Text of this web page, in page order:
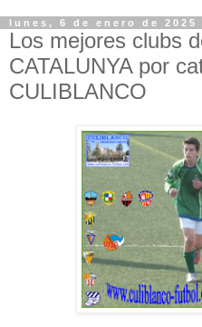
lunes, 6 de enero de 2025
Los mejores clubs
CATALUNYA por
CULIBLANCO